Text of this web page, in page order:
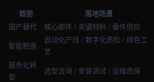
趋势
落地场景
国产替代
核心部件 / 关键材料 / 备件供应
智能制造
自动化产线 / 数字化质检 / 绿色工
艺
服务化转
型
选型咨询 / 安装调试 / 运维质保